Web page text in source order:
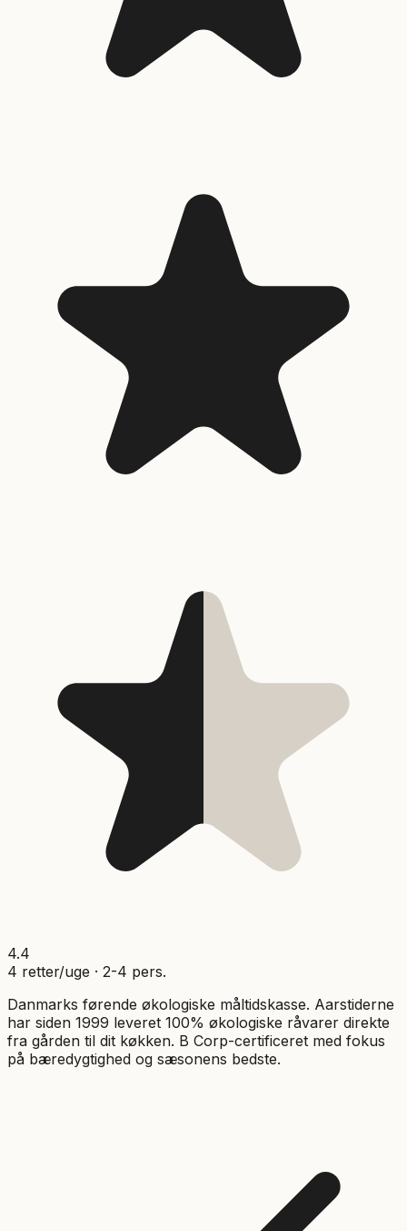
4.4
4 retter/uge · 2-4 pers.
Danmarks førende økologiske måltidskasse. Aarstiderne
har siden 1999 leveret 100% økologiske råvarer direkte
fra gården til dit køkken. B Corp-certificeret med fokus
på bæredygtighed og sæsonens bedste.